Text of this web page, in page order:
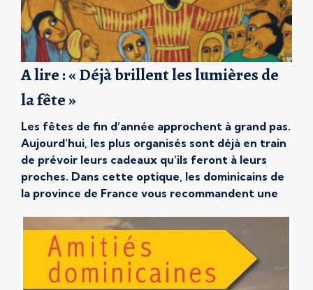
A lire : « Déjà brillent les lumières de
la fête »
Les fêtes de fin d’année approchent à grand pas.
Aujourd’hui, les plus organisés sont déjà en train
de prévoir leurs cadeaux qu’ils feront à leurs
proches. Dans cette optique, les dominicains de
la province de France vous recommandent une
qui porte d’ailleurs parfaitement son nom pour